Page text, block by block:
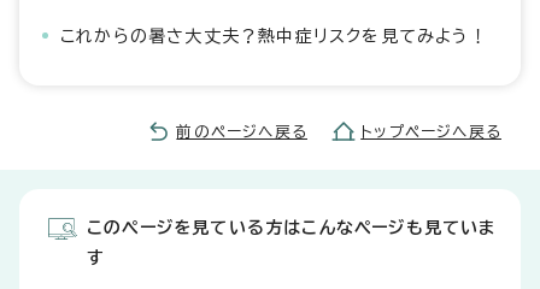
これからの暑さ大丈夫？熱中症リスクを見てみよう！
前のページへ戻る トップページへ戻る
このページを見ている方はこんなページも見ていま
す